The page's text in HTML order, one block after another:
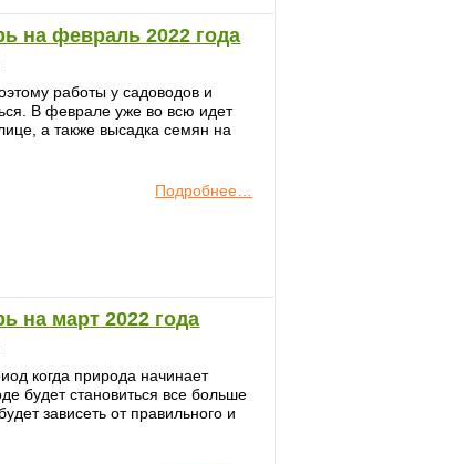
на февраль 2022 года
работы у садоводов и
В феврале уже во всю идет
а также высадка семян на
Подробнее…
на март 2022 года
когда природа начинает
будет становиться все больше
зависеть от правильного и